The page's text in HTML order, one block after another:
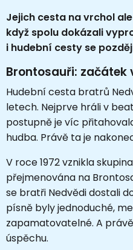
Jejich cesta na vrchol
když spolu dokázali
i hudební cesty se
Brontosauři: začátek
Hudební cesta bratrů
letech. Nejprve hráli v
postupně je víc
hudba. Právě ta je
V roce 1972 vznikla
přejmenována na
se bratři Nedvědi dostali
písně byly jednoduché,
zapamatovatelné. A
úspěchu.